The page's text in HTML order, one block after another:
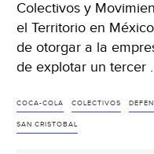
Colectivos y
el Territorio en
de otorgar a la
de explotar un tercer
COCA-COLA COLECTIVOS
SAN CRISTOBAL